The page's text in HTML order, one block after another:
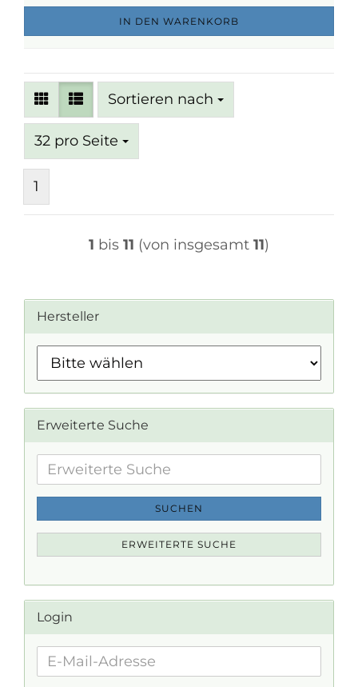
IN DEN WARENKORB
Sortieren nach
Sortieren nach
32 pro Seite
pro Seite
1
1 bis 11 (von insgesamt 11)
Hersteller
Erweiterte Suche
Erweiterte
Suche
SUCHEN
ERWEITERTE SUCHE
Login
E-